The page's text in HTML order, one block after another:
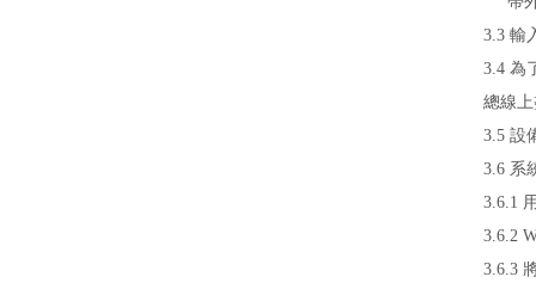
3.3 輸
3.4 為
總線
3.5 設
3.6 系
3.6.1
3.6.2
3.6.3